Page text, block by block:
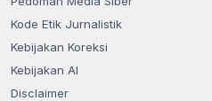
Kode Etik Jurnalistik
Kebijakan Koreksi
Kebijakan AI
Disclaimer